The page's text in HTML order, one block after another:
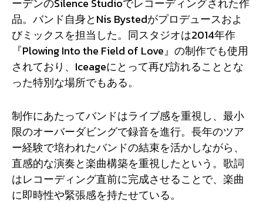
ーデンのSilence Studioでレコーディングされた作
品。バンド自身とNis Bystedがプロデュースおよ
びミックスを担当した。同スタジオは2014年作
『Plowing Into the Field of Love』の制作でも使用
されており、Iceageにとって再び訪れることとな
った特別な場所でもある。
制作にあたってバンドはライブ感を重視し、最小
限のオーバーダビングで録音を進行。長年のツア
ー経験で培われたバンドの結束を活かしながら、
直感的な演奏と楽曲構築を重視したという。歌詞
はレコーディング直前に完成させることで、楽曲
に即時性や緊張感を持たせている。